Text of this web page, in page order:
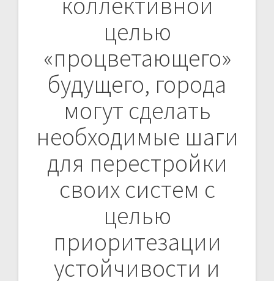
целью
«процветающего»
будущего, города
могут сделать
необходимые шаги
для перестройки
своих систем с
целью
приоритезации
устойчивости и